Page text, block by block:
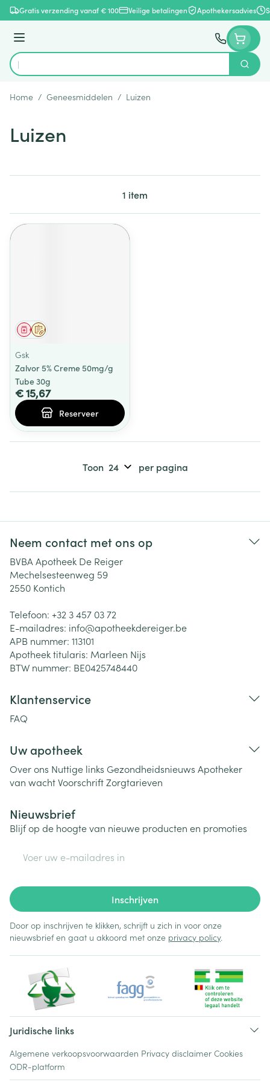
Ga naar de inhoud
Gratis verzending vanaf € 100 Veilige betalingen Apothekersadvies
Menu
Product, merk, categorie...
Zoek
Home / Geneesmiddelen / Luizen
Luizen
1 item
Op voorschrift
Geneesmiddel
Gsk
Zalvor 5% Creme 50mg/g
Tube 30g
€ 15,67
Reserveer
Toon per pagina
Neem contact met ons op
BVBA Apotheek De Reiger
Mechelsesteenweg 59
2550 Kontich
Telefoon: +32 3 457 03 72
E-mailadres: info@apotheekdereiger.be
APB nummer: 113101
Apotheek titularis: Marleen Nijs
BTW nummer: BE0425748440
Klantenservice
FAQ
Uw apotheek
Over ons Nuttige links Gezondheidsnieuws Apotheker
van wachtVoorschriftZorgtarieven
Nieuwsbrief
Blijf op de hoogte van nieuwe producten en promoties
Inschrijven
Door op inschrijven te klikken, schrijft u zich in voor onze
nieuwsbrief en gaat u akkoord met onze privacy policy.
Juridische links
Algemene verkoopsvoorwaarden Privacy disclaimer Cookies
ODR-platform